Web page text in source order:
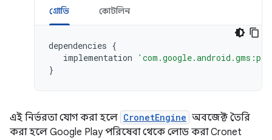
গ্রোভি কোটলিন
dependencies {
implementation
}
এই নির্ভরতা যোগ করা হলে CronetEngine অবজেক্ট তৈরি
করা হলে Google Play পরিষেবা থেকে লোড করা Cronet